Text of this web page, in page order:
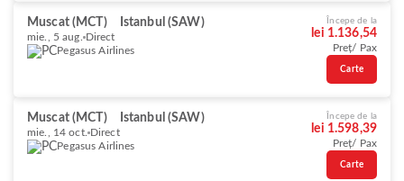
Muscat (MCT) Istanbul (SAW)
mie., 5 aug. Direct
Pegasus Airlines
Începe de la
lei 1.136,54
Preț/ Pax
Carte
Muscat (MCT) Istanbul (SAW)
mie., 14 oct. Direct
Pegasus Airlines
Începe de la
lei 1.598,39
Preț/ Pax
Carte